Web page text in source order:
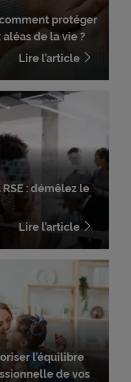
protéger
de la vie ?
Lire l’article
: démêlez le
Lire l’article
l’équilibre
de vos